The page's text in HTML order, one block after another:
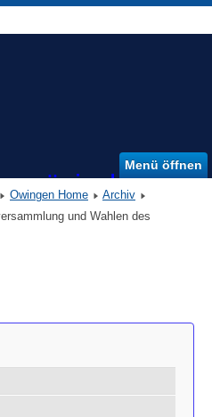
Menü öffnen
Owingen Home
Archiv
und Wahlen des